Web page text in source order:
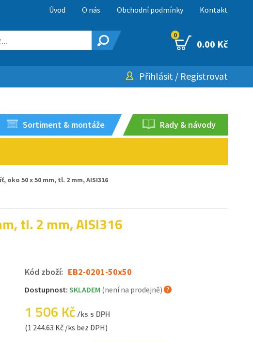
Úvod O nás Obchodní podmínky Kontakt
0
0.00 Kč
Přihlásit / Registrovat
Sortiment & montáže Rady & návody
50 x 50 mm, tl. 2 mm, AISI316
tl. 2 mm, AISI316
Kód zboží: EB2-0201-50x50
Dostupnost: SKLADEM (není na prodejně)
1 506 Kč/ks s DPH
(1 244.63 Kč /ks bez DPH)